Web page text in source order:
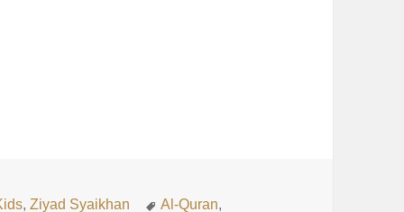
Ujian-Ujian Ziyad
,Ziyad Syaikhan Tags
Al-Quran,